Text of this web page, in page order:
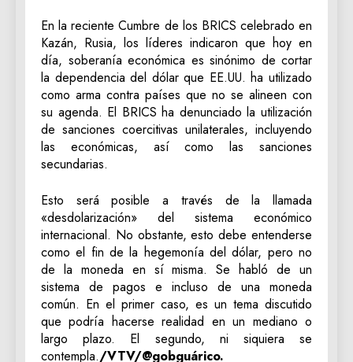
En la reciente Cumbre de los BRICS celebrado en
Kazán, Rusia, los líderes indicaron que hoy en
día, soberanía económica es sinónimo de cortar
la dependencia del dólar que EE.UU. ha utilizado
como arma contra países que no se alineen con
su agenda. El BRICS ha denunciado la utilización
de sanciones coercitivas unilaterales, incluyendo
las económicas, así como las sanciones
secundarias.
Esto será posible a través de la llamada
«desdolarización» del sistema económico
internacional. No obstante, esto debe entenderse
como el fin de la hegemonía del dólar, pero no
de la moneda en sí misma. Se habló de un
sistema de pagos e incluso de una moneda
común. En el primer caso, es un tema discutido
que podría hacerse realidad en un mediano o
largo plazo. El segundo, ni siquiera se
contempla./VTV/@gobguárico.